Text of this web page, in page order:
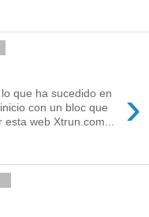
›
que ha sucedido en
con un bloc que
web Xtrun.com...